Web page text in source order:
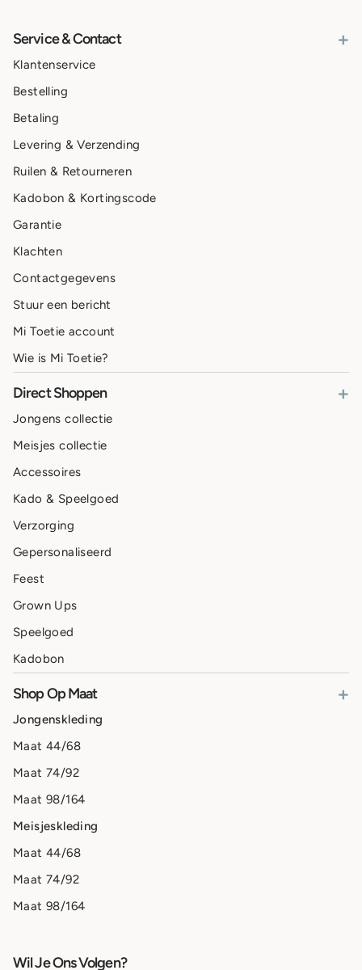
Service & Contact +
Klantenservice
Bestelling
Betaling
Levering & Verzending
Ruilen & Retourneren
Kadobon & Kortingscode
Garantie
Klachten
Contactgegevens
Stuur een bericht
Mi Toetie account
Wie is Mi Toetie?
Direct Shoppen +
Jongens collectie
Meisjes collectie
Accessoires
Kado & Speelgoed
Verzorging
Gepersonaliseerd
Feest
Grown Ups
Speelgoed
Kadobon
Shop Op Maat +
Jongenskleding
Maat 44/68
Maat 74/92
Maat 98/164
Meisjeskleding
Maat 44/68
Maat 74/92
Maat 98/164
Wil Je Ons Volgen?